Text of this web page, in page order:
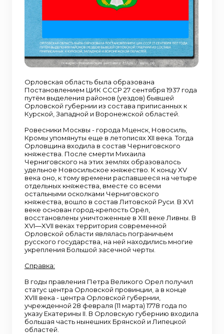
Орловская область была образована
Постановлением ЦИК СССР 27 сентября 1937 года
путём выделения районов (уездов) бывшей
Орловской губернии из состава приписанных к
Курской, Западной и Воронежской областей.
Ровесники Москвы - города Мценск, Новосиль,
Кромы упомянуты еще в летописях ХII века. Тогда
Орловщина входила в состав Черниговского
княжества. После смерти Михаила
Черниговского на этих землях образовалось
удельное Новосильское княжество. К концу XV
века оно, к тому времени распавшееся на четыре
отдельных княжества, вместе со всеми
остальными осколками Черниговского
княжества, вошло в состав Литовской Руси. В XVI
веке основан город-крепость Орёл,
восстановлены уничтоженные в XIII веке Ливны. В
XVI—XVII веках территория современной
Орловской области являлась пограничьем
русского государства, на ней находились многие
укрепления Большой засечной черты.
Справка:
В годы правления Петра Великого Орел получил
статус центра Орловской провинции, а в конце
ХVIII века - центра Орловской губернии,
учрежденной 28 февраля (11 марта) 1778 года по
указу Екатерины II. В Орловскую губернию входила
большая часть нынешних Брянской и Липецкой
областей.